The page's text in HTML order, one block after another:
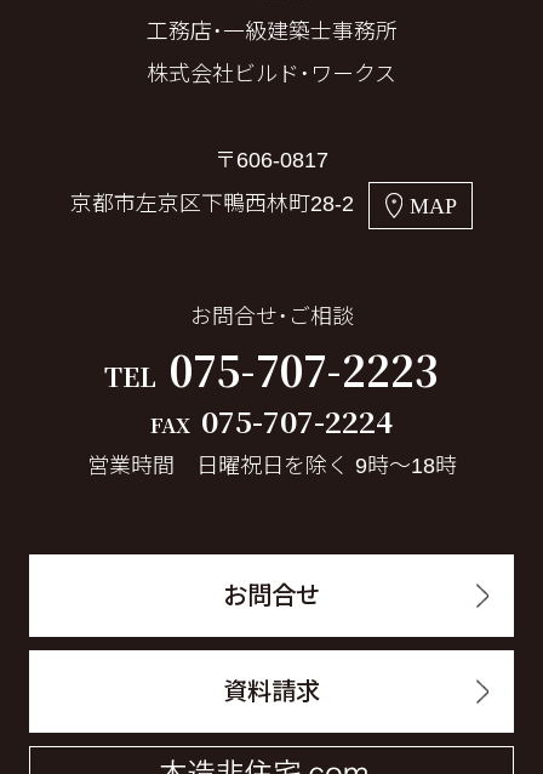
工務店・一級建築士事務所
株式会社ビルド・ワークス
〒606-0817
京都市左京区下鴨西林町28-2
MAP
お問合せ・ご相談
TEL 075-707-2223
FAX 075-707-2224
営業時間 日曜祝日を除く 9時～18時
お問合せ
資料請求